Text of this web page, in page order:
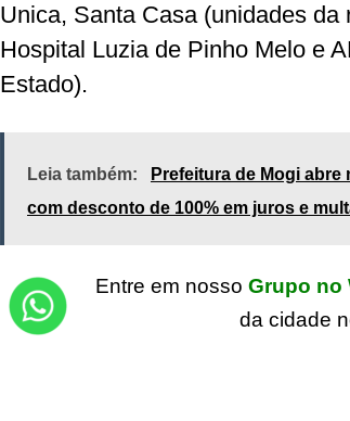
Unica, Santa Casa (unidades da
Hospital Luzia de Pinho Melo e
Estado).
Leia também:
Prefeitura de Mogi
com desconto de 100% em juros e
Entre em nosso Grupo no
da cidade